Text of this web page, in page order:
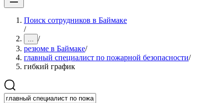
Поиск сотрудников в Баймаке
/
... /
резюме в Баймаке/
главный специалист по пожарной безопасности/
гибкий график